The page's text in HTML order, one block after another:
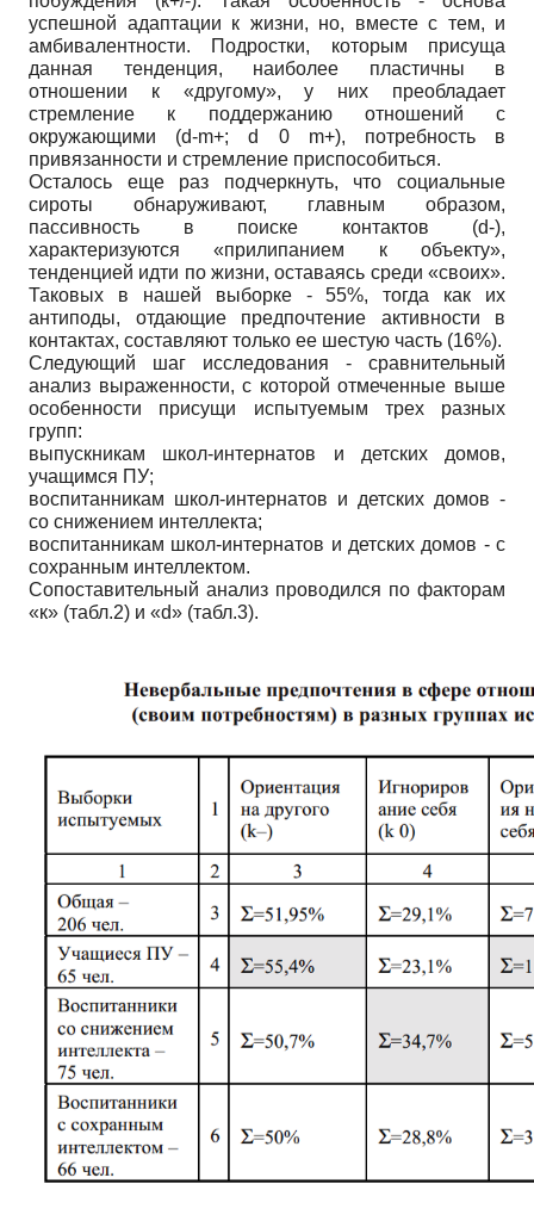
успешной адаптации к жизни, но, вместе с тем, и
амбивалентности. Подростки, которым присуща
данная тенденция, наиболее пластичны в
отношении к «другому», у них преобладает
стремление к поддержанию отношений с
окружающими (d-m+; d 0 m+), потребность в
привязанности и стремление приспособиться.
Осталось еще раз подчеркнуть, что социальные
сироты обнаруживают, главным образом,
пассивность в поиске контактов (d-),
характеризуются «прилипанием к объекту»,
тенденцией идти по жизни, оставаясь среди «своих».
Таковых в нашей выборке - 55%, тогда как их
антиподы, отдающие предпочтение активности в
контактах, составляют только ее шестую часть (16%).
Следующий шаг исследования - сравнительный
анализ выраженности, с которой отмеченные выше
особенности присущи испытуемым трех разных
групп:
выпускникам школ-интернатов и детских домов,
учащимся ПУ;
воспитанникам школ-интернатов и детских домов -
со снижением интеллекта;
воспитанникам школ-интернатов и детских домов - с
сохранным интеллектом.
Сопоставительный анализ проводился по факторам
«к» (табл.2) и «d» (табл.3).